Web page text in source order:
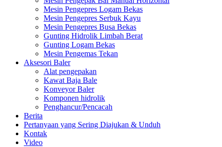
Mesin Pengepres Logam Bekas
Mesin Pengepres Serbuk Kayu
Mesin Pengepres Busa Bekas
Gunting Hidrolik Limbah Berat
Gunting Logam Bekas
Mesin Pengemas Tekan
Aksesori Baler
Alat pengepakan
Kawat Baja Bale
Konveyor Baler
Komponen hidrolik
Penghancur/Pencacah
Berita
Pertanyaan yang Sering Diajukan & Unduh
Kontak
Video